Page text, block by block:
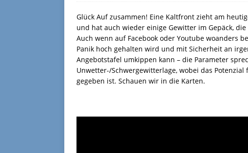
Glück Auf zusammen! Eine Kaltfront zieht am
und hat auch wieder einige Gewitter im Gepäck,
Auch wenn auf Facebook oder Youtube woanders
Panik hoch gehalten wird und mit Sicherheit an
Angebotstafel umkippen kann – die Parameter
Unwetter-/Schwergewitterlage, wobei das
gegeben ist. Schauen wir in die Karten.